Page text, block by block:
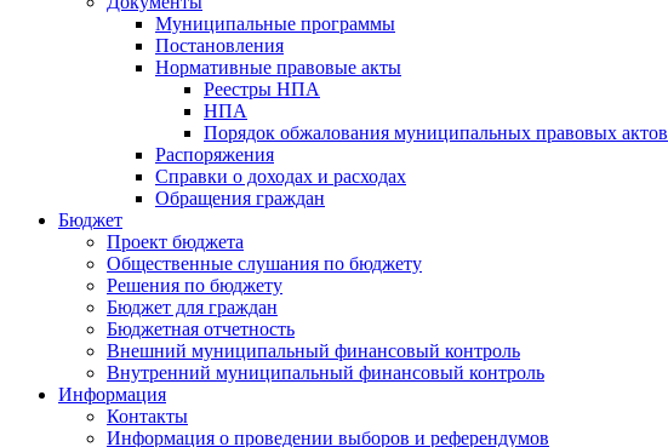
Муниципальные программы
Постановления
Нормативные правовые акты
Реестры НПА
НПА
Порядок обжалования муниципальных правовых актов
Распоряжения
Справки о доходах и расходах
Обращения граждан
Бюджет
Проект бюджета
Общественные слушания по бюджету
Решения по бюджету
Бюджет для граждан
Бюджетная отчетность
Внешний муниципальный финансовый контроль
Внутренний муниципальный финансовый контроль
Информация
Контакты
Информация о проведении выборов и референдумов